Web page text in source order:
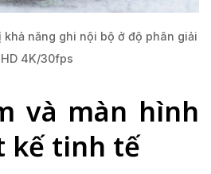
năng ghi nội bộ ở độ phân giải
4K/30fps
và màn hình
kế tinh tế